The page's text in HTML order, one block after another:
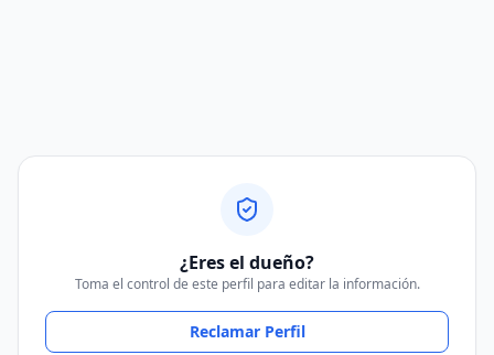
¿Eres el dueño?
Toma el control de este perfil para editar la información.
Reclamar Perfil